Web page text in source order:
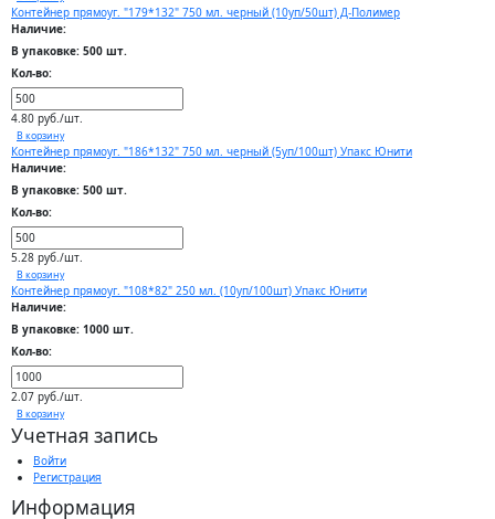
Контейнер прямоуг. "179*132" 750 мл. черный (10уп/50шт) Д-Полимер
Наличие:
В упаковке: 500 шт.
Кол-во:
4.80 руб./шт.
В корзину
Контейнер прямоуг. "186*132" 750 мл. черный (5уп/100шт) Упакс Юнити
Наличие:
В упаковке: 500 шт.
Кол-во:
5.28 руб./шт.
В корзину
Контейнер прямоуг. "108*82" 250 мл. (10уп/100шт) Упакс Юнити
Наличие:
В упаковке: 1000 шт.
Кол-во:
2.07 руб./шт.
В корзину
Учетная запись
Войти
Регистрация
Информация